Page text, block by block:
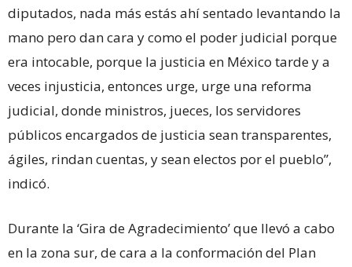
diputados, nada más estás ahí sentado levantando la
mano pero dan cara y como el poder judicial porque
era intocable, porque la justicia en México tarde y a
veces injusticia, entonces urge, urge una reforma
judicial, donde ministros, jueces, los servidores
públicos encargados de justicia sean transparentes,
ágiles, rindan cuentas, y sean electos por el pueblo”,
indicó.
Durante la ‘Gira de Agradecimiento’ que llevó a cabo
en la zona sur, de cara a la conformación del Plan